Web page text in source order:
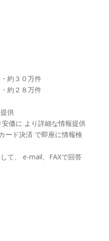
約３０万件
約２８万件
供
価に より詳細な情報提供
ード決済 で即座に情報検
て、 e-mail、FAXで回答